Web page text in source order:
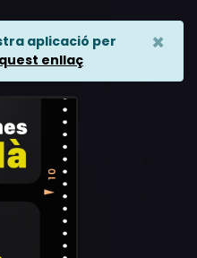
aplicació per
enllaç
×